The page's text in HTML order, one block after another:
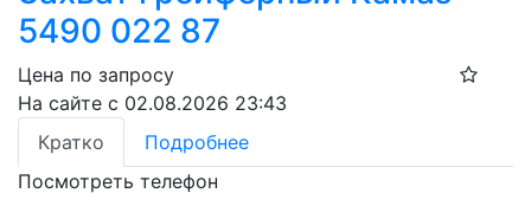
5490 022 87
Цена по запросу
На сайте с 02.08.2026 23:43
Кратко
Подробнее
Посмотреть телефон